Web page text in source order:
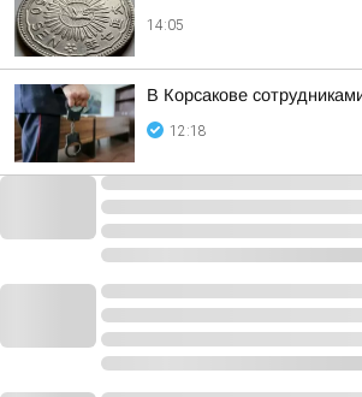
14:05
В Корсакове
12:18